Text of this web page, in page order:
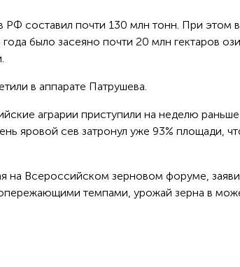
составил почти 130 млн тонн. При этом
было засеяно почти 20 млн гектаров
в аппарате Патрушева.
аграрии приступили на неделю раньше
яровой сев затронул уже 93% площади,
на Всероссийском зерновом форуме,
темпами, урожай зерна в